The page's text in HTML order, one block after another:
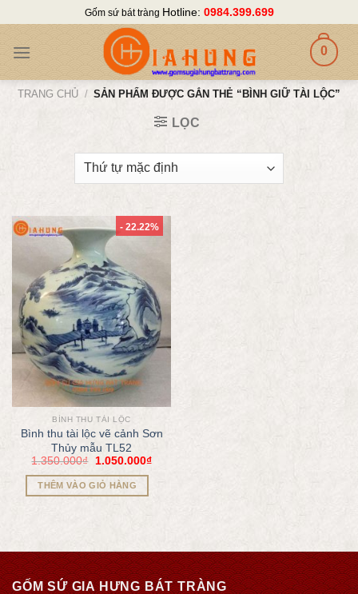
content
Gốm sứ bát tràng Hotline: 0984.399.699
0
TRANG CHỦ / SẢN PHẨM ĐƯỢC GẮN THẺ “BÌNH GIỮ TÀI LỘC”
LỌC
- 22.22%
BÌNH THU TÀI LỘC
Bình thu tài lộc vẽ cảnh Sơn
Thủy mẫu TL52
1.350.000₫ 1.050.000₫
THÊM VÀO GIỎ HÀNG
GỐM SỨ GIA HƯNG BÁT TRÀNG